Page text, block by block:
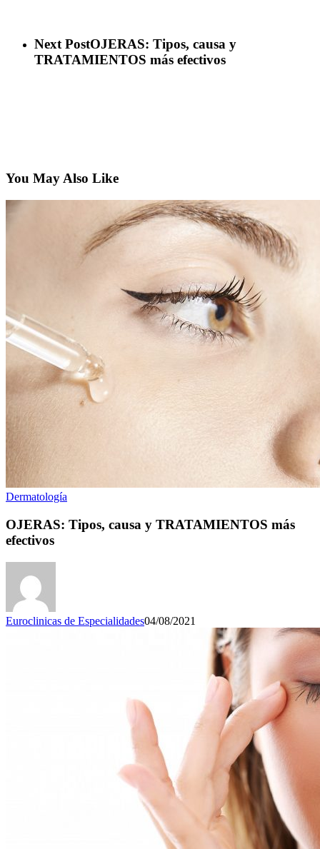
Next PostOJERAS: Tipos, causa y
TRATAMIENTOS más efectivos
You May Also Like
Dermatología
OJERAS: Tipos, causa y TRATAMIENTOS más
efectivos
Euroclinicas de Especialidades04/08/2021